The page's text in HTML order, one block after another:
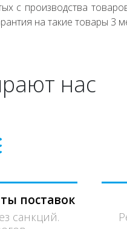
с производства
на такие товары 3
нас
поставок
санкций.